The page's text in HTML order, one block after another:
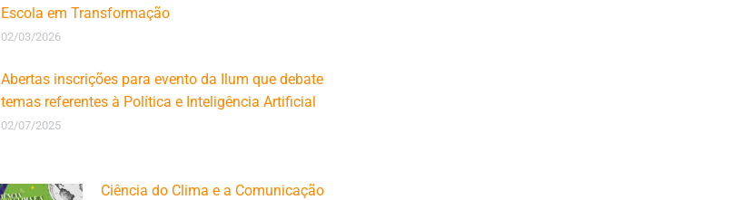
Escola em Transformação
02/03/2026
Abertas inscrições para evento da Ilum que debate
temas referentes à Política e Inteligência Artificial
02/07/2025
Ciência do Clima e a Comunicação